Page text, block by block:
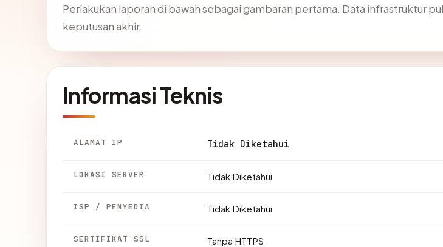
Perlakukan laporan di bawah sebagai gambaran pertama. Data infrastruktur
keputusan akhir.
Informasi Teknis
ALAMAT IP Tidak Diketahui
LOKASI SERVER Tidak Diketahui
ISP / PENYEDIA Tidak Diketahui
SERTIFIKAT SSL Tanpa HTTPS